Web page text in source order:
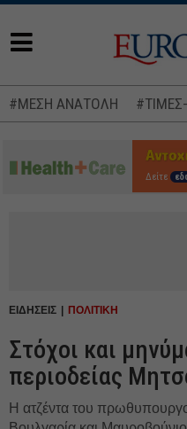
#ΜΕΣΗ ΑΝΑΤΟΛΗ
Δείτε
ΕΙΔΗΣΕΙΣ ΠΟΛΙΤΙΚΗ
Στόχοι και
περιοδείας
Η ατζέντα του